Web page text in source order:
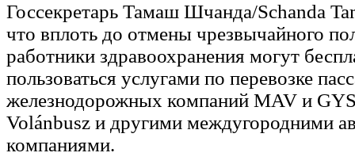
Госсекретарь Тамаш Шчанда/Schanda
что вплоть до отмены чрезвычайного
работники здравоохранения могут
пользоваться услугами по перевозке
железнодорожных компаний MAV и
Volánbusz и другими междугородними
компаниями.